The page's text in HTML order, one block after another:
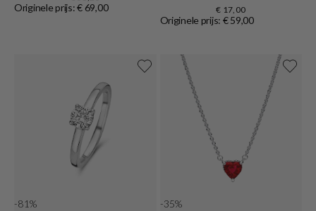
Originele prijs: € 69,00 € 17,00
Originele prijs: € 59,00
-81% -35%